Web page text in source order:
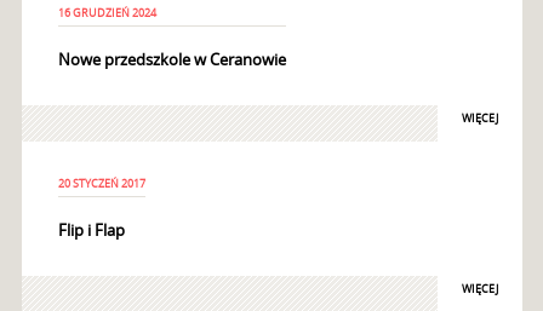
16 GRUDZIEŃ 2024
Nowe przedszkole w Ceranowie
WIĘCEJ
20 STYCZEŃ 2017
Flip i Flap
WIĘCEJ